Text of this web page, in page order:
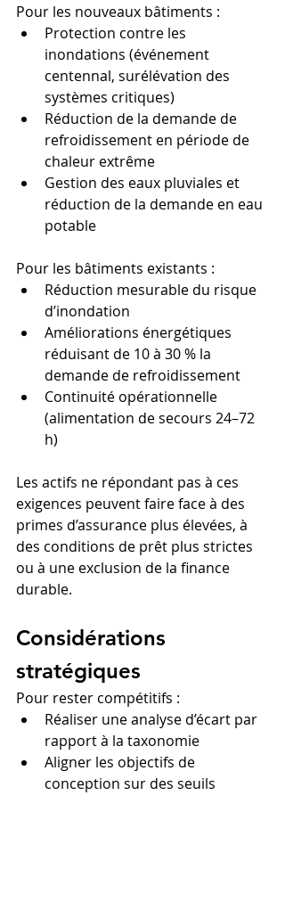
Pour les nouveaux bâtiments :
Protection contre les
inondations (événement
centennal, surélévation des
systèmes critiques)
Réduction de la demande de
refroidissement en période de
chaleur extrême
Gestion des eaux pluviales et
réduction de la demande en eau
potable
Pour les bâtiments existants :
Réduction mesurable du risque
d’inondation
Améliorations énergétiques
réduisant de 10 à 30 % la
demande de refroidissement
Continuité opérationnelle
(alimentation de secours 24–72
h)
Les actifs ne répondant pas à ces
exigences peuvent faire face à des
primes d’assurance plus élevées, à
des conditions de prêt plus strictes
ou à une exclusion de la finance
durable.
Considérations
stratégiques
Pour rester compétitifs :
Réaliser une analyse d’écart par
rapport à la taxonomie
Aligner les objectifs de
conception sur des seuils